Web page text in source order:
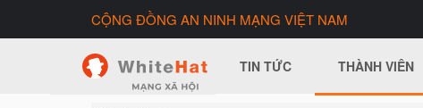
CỘNG ĐỒNG AN NINH MẠNG VIỆT NAM
TIN TỨC THÀNH VIÊN